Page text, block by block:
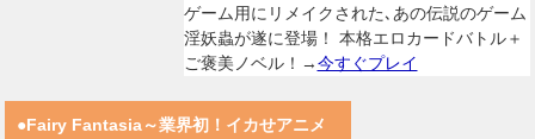
ゲーム用にリメイクされた､あの伝説のゲーム
淫妖蟲が遂に登場！ 本格エロカードバトル＋
ご褒美ノベル！→今すぐプレイ
●Fairy Fantasia～業界初！イカせアニメ